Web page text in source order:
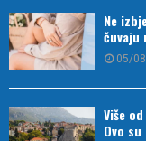
Ne
čuvaju
05/
Više
Ovo